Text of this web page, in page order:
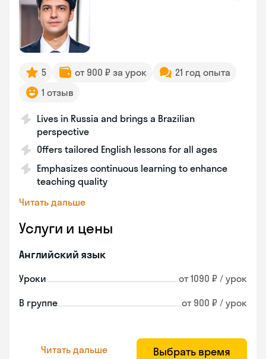
5 от 900 ₽ за урок
21 год опыта
1 отзыв
Lives in Russia and brings a Brazilian
perspective
Offers tailored English lessons for all ages
Emphasizes continuous learning to enhance
teaching quality
Читать дальше
Услуги и цены
Английский язык
Уроки от 1090 ₽ / урок
В группе от 900 ₽ / урок
Читать дальше Выбрать время